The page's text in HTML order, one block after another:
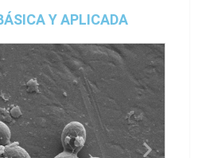
Y APLICADA